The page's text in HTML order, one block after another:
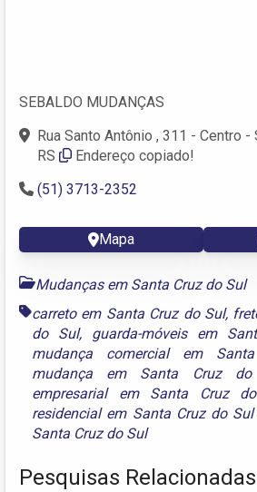
SEBALDO MUDANÇAS
Rua Santo Antônio , 311 - Centro -
RS
Endereço copiado!
(51) 3713-2352
Mapa
Mudanças em Santa Cruz do Sul
carreto em Santa Cruz do Sul,
do Sul, guarda-móveis em
mudança comercial em
mudança em Santa Cruz
empresarial em Santa Cruz
residencial em Santa Cruz do Sul
Santa Cruz do Sul
Pesquisas Relacionadas